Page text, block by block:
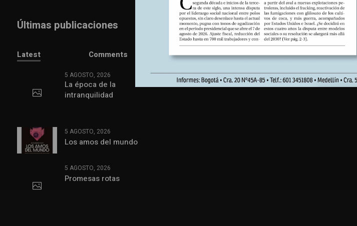
Últimas publicaciones
Latest Comments
5 AGOSTO, 2026
La época de la
intranquilidad
5 AGOSTO, 2026
Los amos del mundo
5 AGOSTO, 2026
Promesas rotas